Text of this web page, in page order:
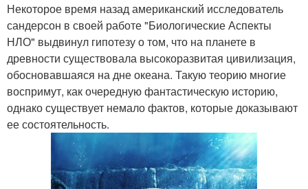
Некоторое время назад американский исследователь
сандерсон в своей работе "Биологические Аспекты
НЛО" выдвинул гипотезу о том, что на планете в
древности существовала высокоразвитая цивилизация,
обосновавшаяся на дне океана. Такую теорию многие
воспримут, как очередную фантастическую историю,
однако существует немало фактов, которые доказывают
ее состоятельность.